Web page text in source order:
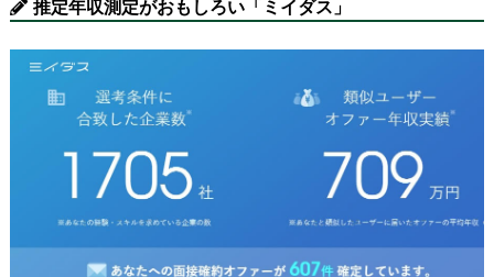
推定年収測定がおもしろい「ミイダス」